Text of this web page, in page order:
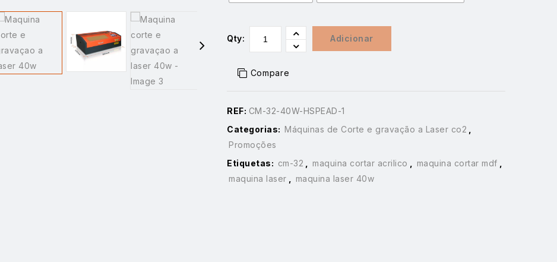
Qty: Adicionar
Compare
REF: CM-32-40W-HSPEAD-1
Categorias: Máquinas de Corte e gravação a Laser co2
Promoções
Etiquetas: cm-32 maquina cortar acrilico maquina cortar mdf
maquina laser
maquina laser 40w